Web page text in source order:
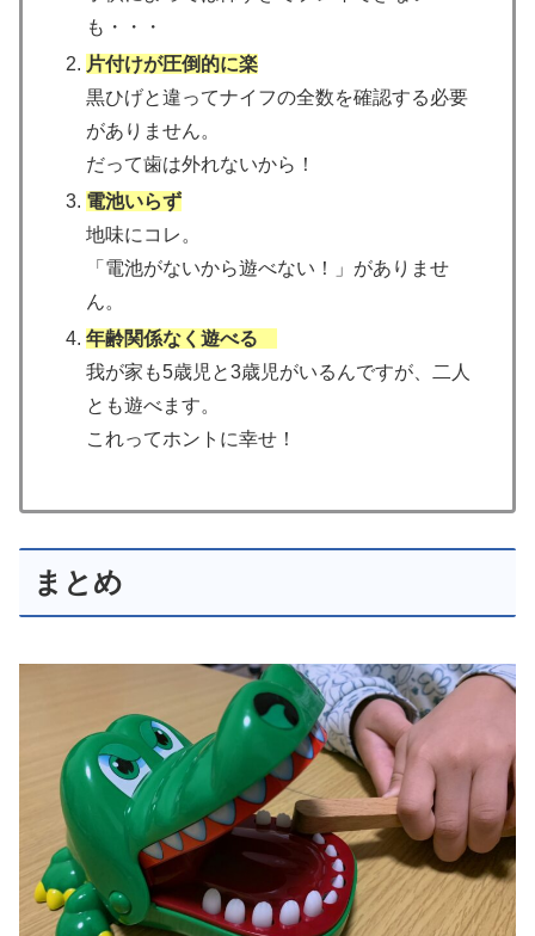
も・・・
片付けが圧倒的に楽
黒ひげと違ってナイフの全数を確認する必要
がありません。
だって歯は外れないから！
電池いらず
地味にコレ。
「電池がないから遊べない！」がありませ
ん。
年齢関係なく遊べる
我が家も5歳児と3歳児がいるんですが、二人
とも遊べます。
これってホントに幸せ！
まとめ